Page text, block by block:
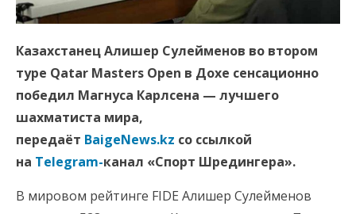
Казахстанец Алишер Сулейменов во втором
туре Qatar Masters Open в Дохе сенсационно
победил Магнуса Карлсена — лучшего
шахматиста мира,
передаёт BaigeNews.kz со ссылкой
на Telegram-канал «Спорт Шредингера».
В мировом рейтинге FIDE Алишер Сулейменов